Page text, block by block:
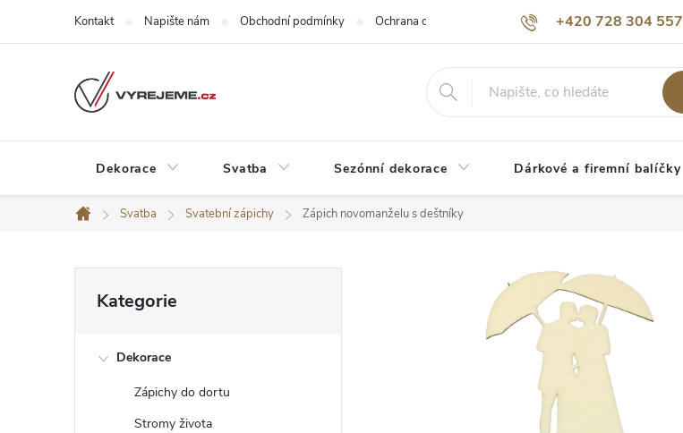
+420 728 304 557
Kontakt Napište nám Obchodní podmínky Ochrana osobních údajů O nás
Dekorace Svatba Sezónní dekorace Dárkové a firemní balíčky
Domů
Svatba Svatební zápichy Zápich novomanželu s deštníky
kategorie
Kategorie
Dekorace
Zápichy do dortu
Stromy života